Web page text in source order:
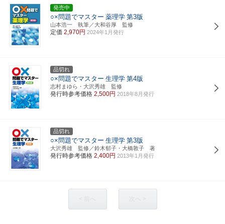
発売中
○×問題でマスター 薬理学 第3版
山本浩一 執筆／大和谷厚 監修
定価 2,970円 2024年1月発行
品切れ
○×問題でマスター 生理学 第4版
志村まゆら・大沢秀雄 監修
発行時参考価格 2,500円 2018年8月発行
品切れ
○×問題でマスター 生理学 第3版
大沢秀雄 監修／鈴木郁子・大橋敦子 著
発行時参考価格 2,400円 2013年1月発行